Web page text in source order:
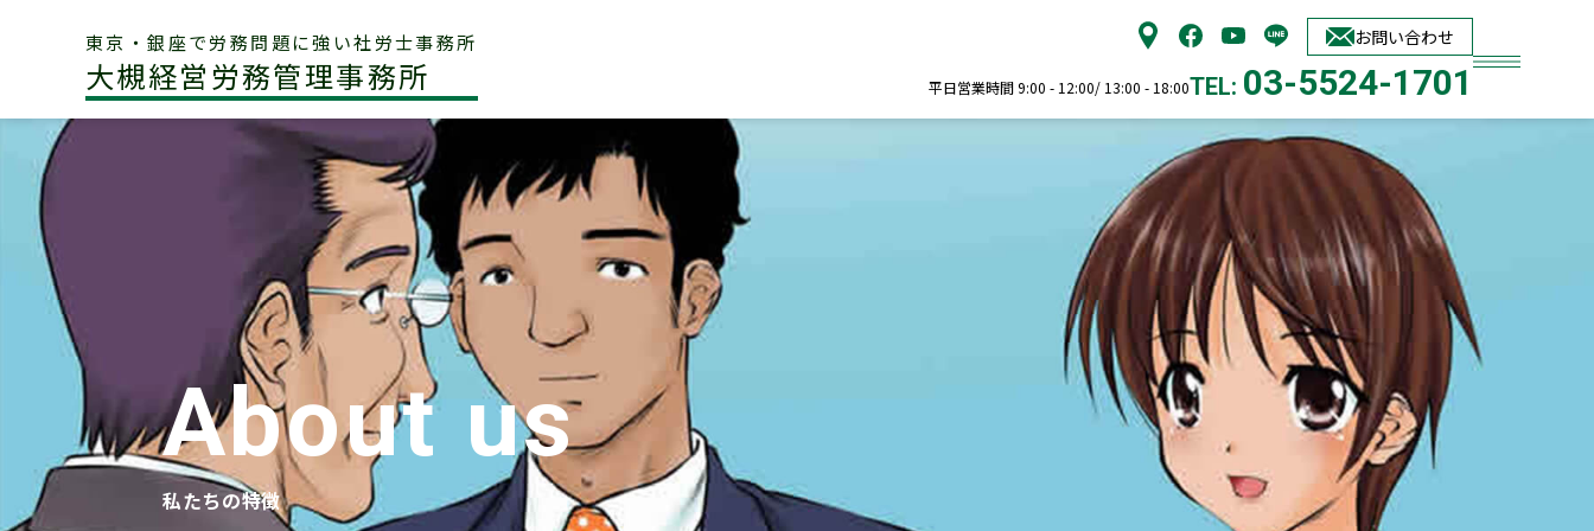
東京・銀座で労務問題に強い社労士事務所
大槻経営労務管理事務所
お問い合わせ
平日営業時間 9:00 - 12:00/ 13:00 - 18:00TEL: 03-5524-1701
About us
私たちの特徴